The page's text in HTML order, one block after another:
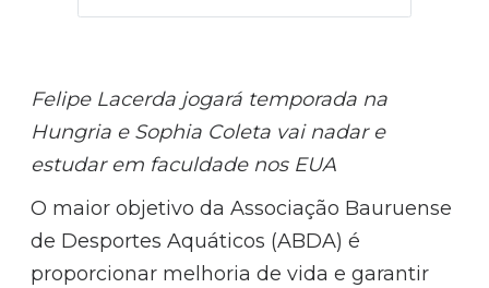
Felipe Lacerda jogará temporada na
Hungria e Sophia Coleta vai nadar e
estudar em faculdade nos EUA
O maior objetivo da Associação Bauruense
de Desportes Aquáticos (ABDA) é
proporcionar melhoria de vida e garantir